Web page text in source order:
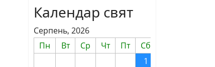
Календар свят
Серпень, 2026
Пн
Вт Ср Чт Пт Сб
1